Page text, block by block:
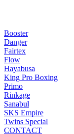
Booster
Danger
Fairtex
Flow
Hayabusa
King Pro Boxing
Primo
Rinkage
Sanabul
SKS Empire
Twins Special
CONTACT